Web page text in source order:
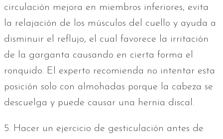
circulación mejora en miembros inferiores, evita
la relajación de los músculos del cuello y ayuda a
disminuir el reflujo, el cual favorece la irritación
de la garganta causando en cierta forma el
ronquido. El experto recomienda no intentar esta
posición solo con almohadas porque la cabeza se
descuelga y puede causar una hernia discal.
5. Hacer un ejercicio de gesticulación antes de